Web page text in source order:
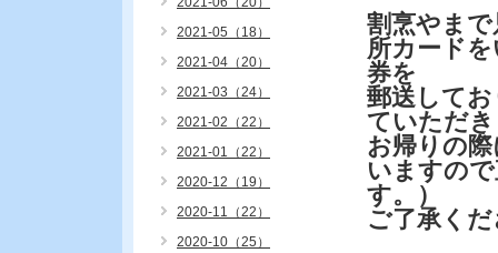
割烹やま
所カード
券を
郵送して
ていただ
お帰りの
いますの
す。）
ご了承く
2021-05（18）
2021-04（20）
2021-03（24）
2021-02（22）
2021-01（22）
2020-12（19）
2020-11（22）
2020-10（25）